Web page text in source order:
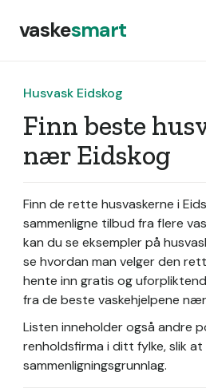
vaskesmart
Husvask Eidskog
Finn beste
nær Eidskog
Finn de rette husvaskerne i
sammenligne tilbud fra flere
kan du se eksempler på
se hvordan man velger den
hente inn gratis og
fra de beste vaskehjelpene
Listen inneholder også andre
renholdsfirma i ditt fylke, slik
sammenligningsgrunnlag.